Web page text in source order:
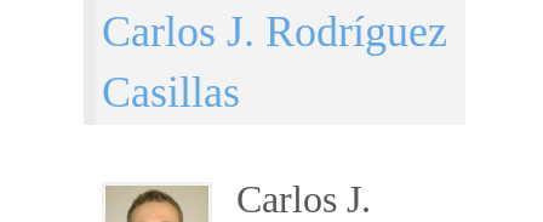
Carlos J. Rodríguez
Casillas
Carlos J.